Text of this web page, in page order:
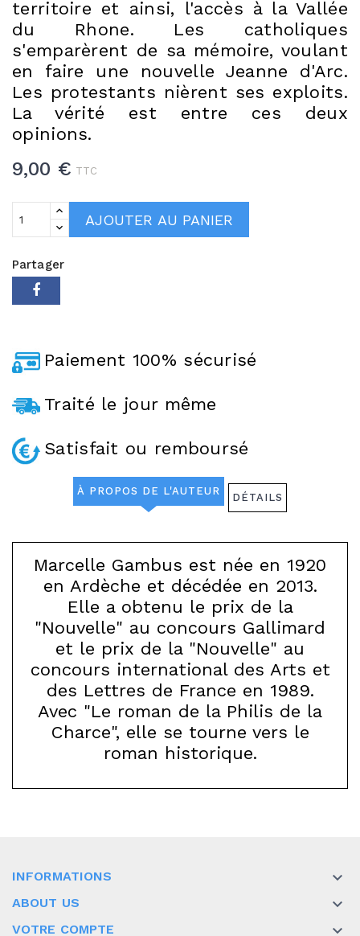
territoire et ainsi, l'accès à la Vallée
du Rhone. Les catholiques
s'emparèrent de sa mémoire, voulant
en faire une nouvelle Jeanne d'Arc.
Les protestants nièrent ses exploits.
La vérité est entre ces deux
opinions.
9,00 € TTC
AJOUTER AU PANIER
Partager
Paiement 100% sécurisé
Traité le jour même
Satisfait ou remboursé
À PROPOS DE L'AUTEUR DÉTAILS
Marcelle Gambus est née en 1920
en Ardèche et décédée en 2013.
Elle a obtenu le prix de la
"Nouvelle" au concours Gallimard
et le prix de la "Nouvelle" au
concours international des Arts et
des Lettres de France en 1989.
Avec "Le roman de la Philis de la
Charce", elle se tourne vers le
roman historique.
INFORMATIONS 
ABOUT US 
VOTRE COMPTE 